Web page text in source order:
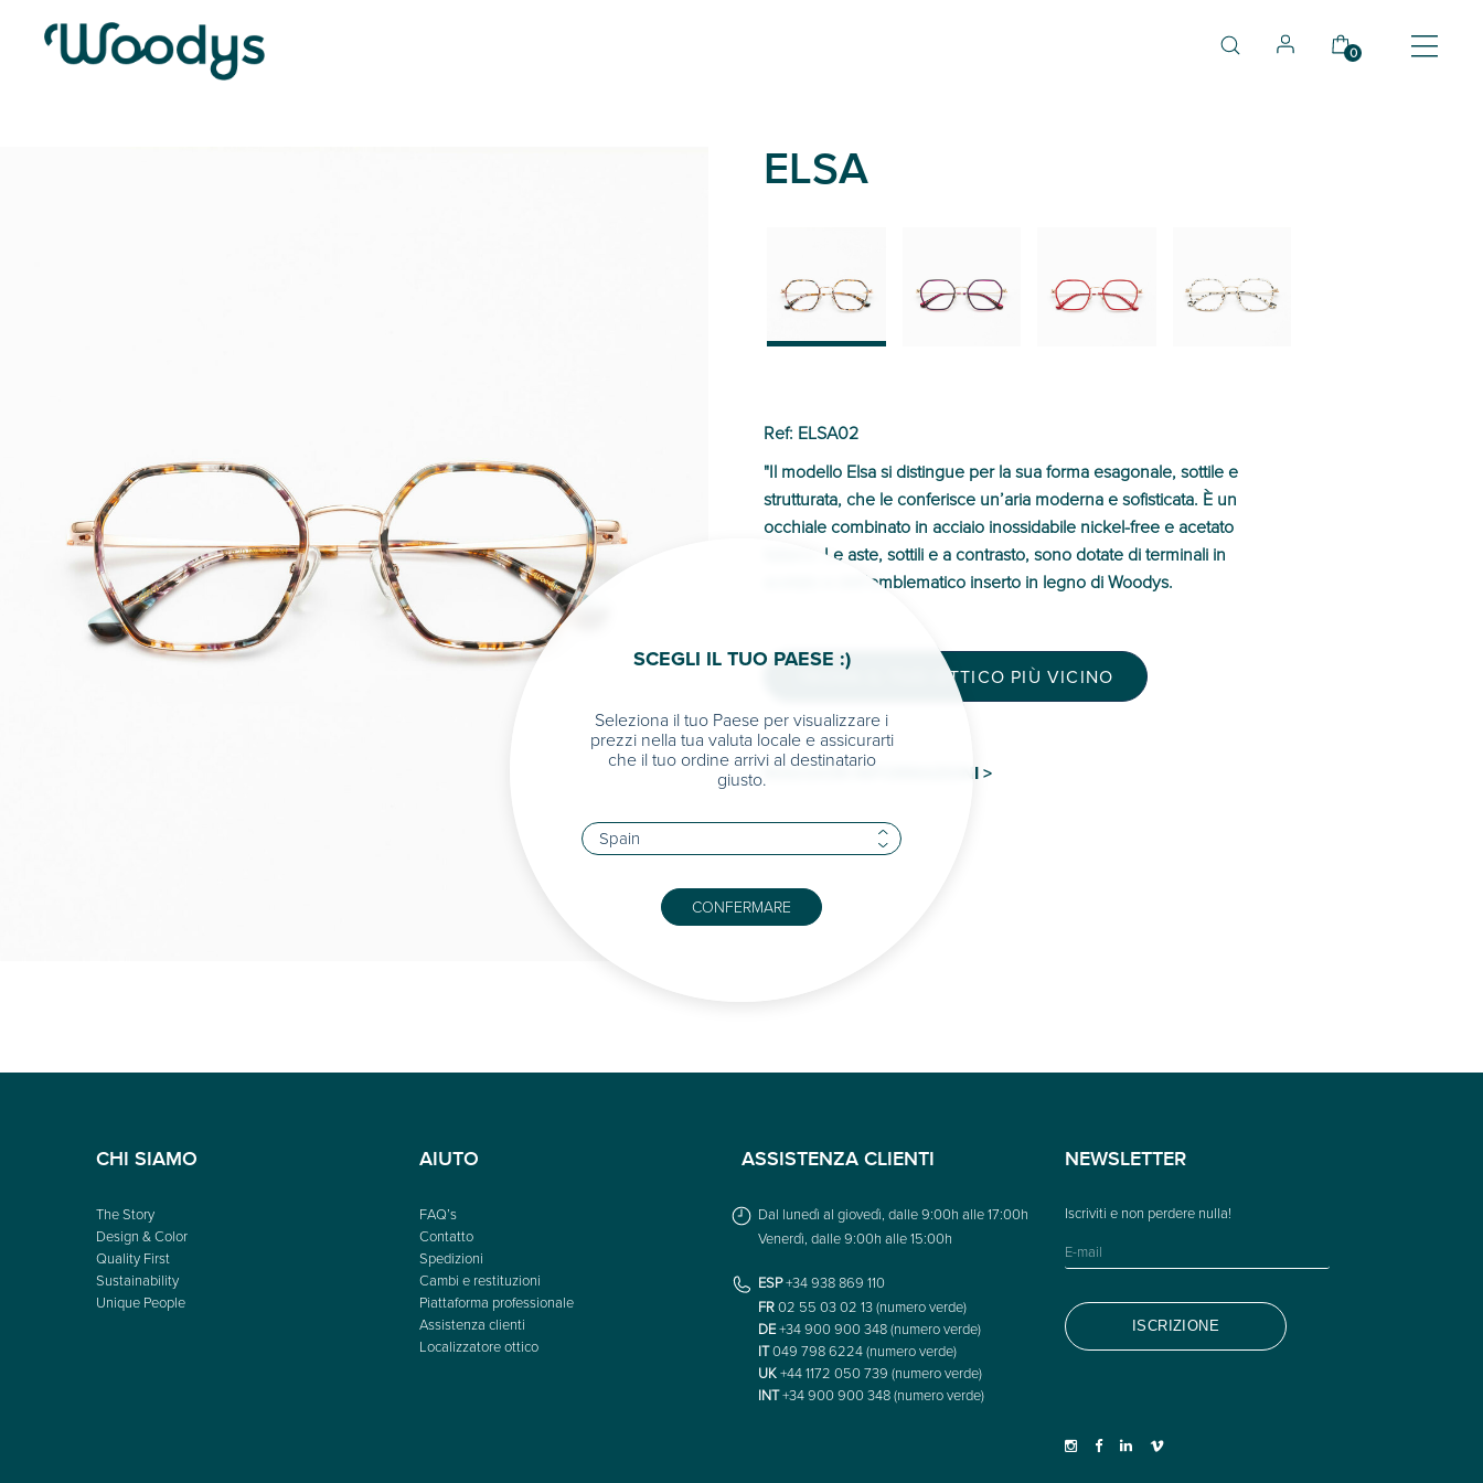
0
ELSA
Ref: ELSA02
"Il modello Elsa si distingue per la sua forma esagonale, sottile e
strutturata, che le conferisce un’aria moderna e sofisticata. È un
occhiale combinato in acciaio inossidabile nickel-free e acetato
italiano. Le aste, sottili e a contrasto, sono dotate di terminali in
acetato e dell’emblematico inserto in legno di Woodys.
TROVA IL TUO OTTICO PIÙ VICINO
MAGGIORI INFORMAZIONI >
CHI SIAMO
The Story
Design & Color
Quality First
Sustainability
Unique People
AIUTO
FAQ’s
Contatto
Spedizioni
Cambi e restituzioni
Piattaforma professionale
Assistenza clienti
Localizzatore ottico
ASSISTENZA CLIENTI
Dal lunedì al giovedì, dalle 9:00h alle 17:00h
Venerdì, dalle 9:00h alle 15:00h
ESP+34 938 869 110
FR02 55 03 02 13 (numero verde)
DE+34 900 900 348 (numero verde)
IT049 798 6224 (numero verde)
UK+44 1172 050 739 (numero verde)
INT+34 900 900 348 (numero verde)
NEWSLETTER
SCEGLI IL TUO PAESE :)
Seleziona il tuo Paese per visualizzare i
prezzi nella tua valuta locale e assicurarti
che il tuo ordine arrivi al destinatario
giusto.
CONFERMARE